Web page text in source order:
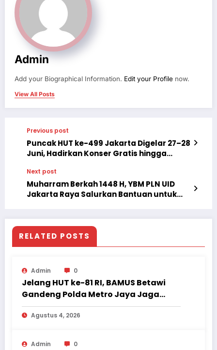
Admin
Add your Biographical Information. Edit your Profile now.
View All Posts
Previous post
Puncak HUT ke-499 Jakarta Digelar 27–28
Juni, Hadirkan Konser Gratis hingga
Next post
Muharram Berkah 1448 H, YBM PLN UID
Jakarta Raya Salurkan Bantuan untuk
RELATED POSTS
Admin 0
Jelang HUT ke-81 RI, BAMUS Betawi
Gandeng Polda Metro Jaya Jaga
Jakarta Tetap Aman dan Kondusif
Agustus 4, 2026
Admin 0